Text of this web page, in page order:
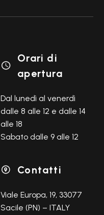

Orari di
apertura
Dal lunedì al venerdì
dalle 8 alle 12 e dalle 14
alle 18
Sabato dalle 9 alle 12
 Contatti
Viale Europa, 19, 33077
Sacile (PN) – ITALY